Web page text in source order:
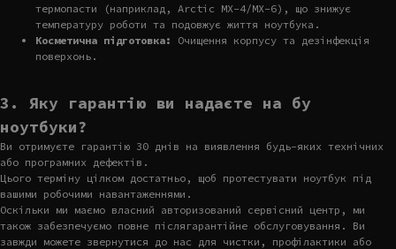
термопасти (наприклад, Arctic MX-4/MX-6), що знижує
температуру роботи та подовжує життя ноутбука.
Косметична підготовка:
Очищення корпусу та дезінфекція
поверхонь.
3. Яку гарантію ви надаєте на бу
ноутбуки?
Ви отримуєте гарантію 30 днів на виявлення будь-яких технічних
або програмних дефектів.
Цього терміну цілком достатньо, щоб протестувати ноутбук під
вашими робочими навантаженнями.
Оскільки ми маємо власний авторизований сервісний центр, ми
також забезпечуємо повне післягарантійне обслуговування. Ви
завжди можете звернутися до нас для чистки, профілактики або